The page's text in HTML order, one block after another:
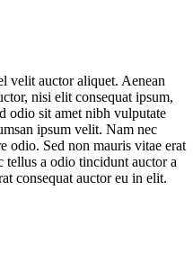
velit auctor aliquet. Aenean
nisi elit consequat ipsum,
odio sit amet nibh vulputate
ipsum velit. Nam nec
odio. Sed non mauris vitae erat
tellus a odio tincidunt auctor a
consequat auctor eu in elit.